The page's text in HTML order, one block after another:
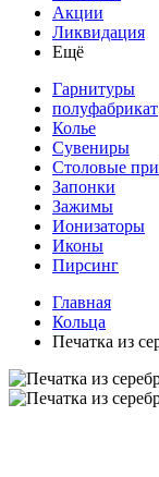
Акции
Ликвидация
Ещё
Гарнитуры
полуфабрикат
Колье
Сувениры
Столовые
Запонки
Зажимы
Ионизаторы
Иконы
Пирсинг
Главная
Кольца
Печатка из